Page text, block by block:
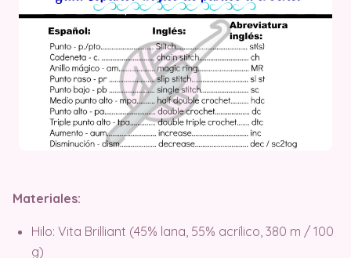
Materiales:
Hilo: Vita Brilliant (45% lana, 55% acrílico, 380 m / 100
g)